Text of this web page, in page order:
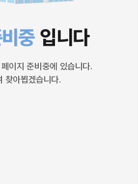
중입니다
이지 준비중에 있습니다.
찾아뵙겠습니다.